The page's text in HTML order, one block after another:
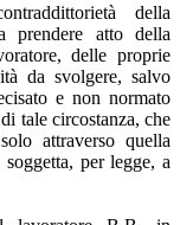
della
prendere atto della
delle proprie
da svolgere, salvo
e non normato
tale circostanza, che
attraverso quella
per legge, a